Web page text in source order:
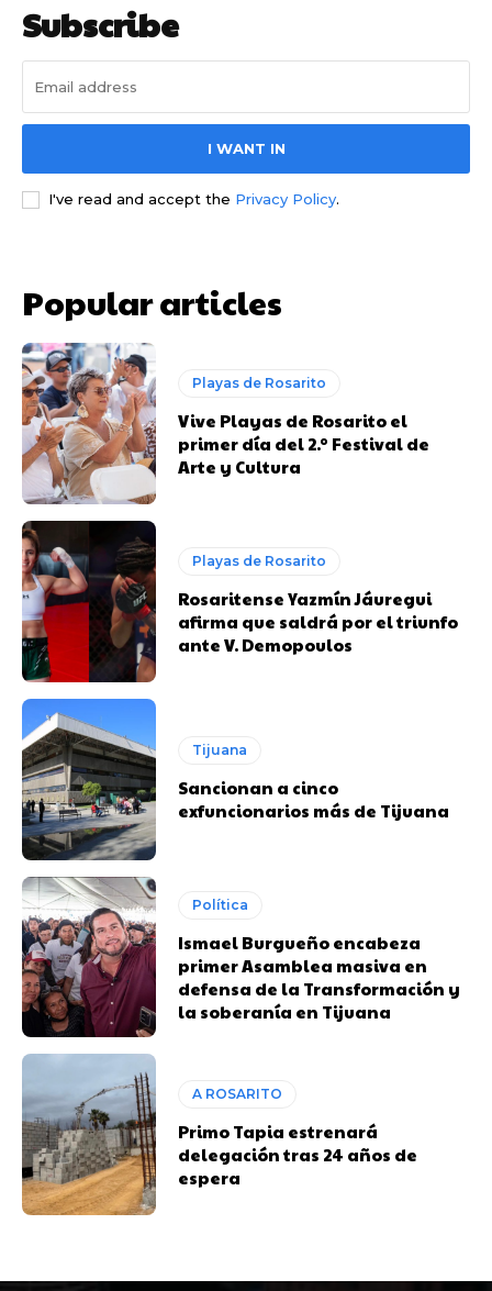
Subscribe
I WANT IN
I've read and accept the Privacy Policy.
Popular articles
Playas de Rosarito
Vive Playas de Rosarito el
primer día del 2.º Festival de
Arte y Cultura
Playas de Rosarito
Rosaritense Yazmín Jáuregui
afirma que saldrá por el triunfo
ante V. Demopoulos
Tijuana
Sancionan a cinco
exfuncionarios más de Tijuana
Política
Ismael Burgueño encabeza
primer Asamblea masiva en
defensa de la Transformación y
la soberanía en Tijuana
A ROSARITO
Primo Tapia estrenará
delegación tras 24 años de
espera